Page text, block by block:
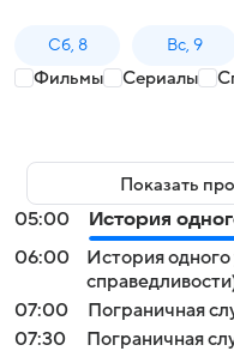
Сб, 8 Вс, 9
Фильмы Сериалы
Показать
05:00
История
06:00
История одного
07:00
Пограничная
07:30
Пограничная